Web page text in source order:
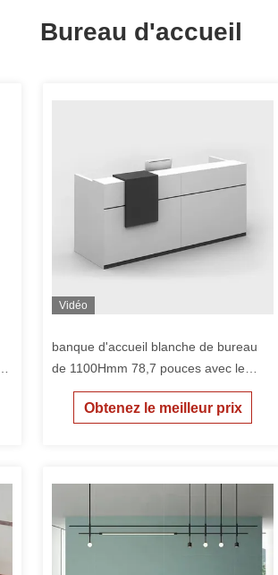
Bureau d'accueil
Vidéo
banque d'accueil blanche de bureau
de 1100Hmm 78,7 pouces avec le
compteur de réception
Obtenez le meilleur prix